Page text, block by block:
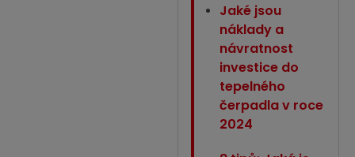
Jaké jsou
náklady a
návratnost
investice do
tepelného
čerpadla v roce
2024